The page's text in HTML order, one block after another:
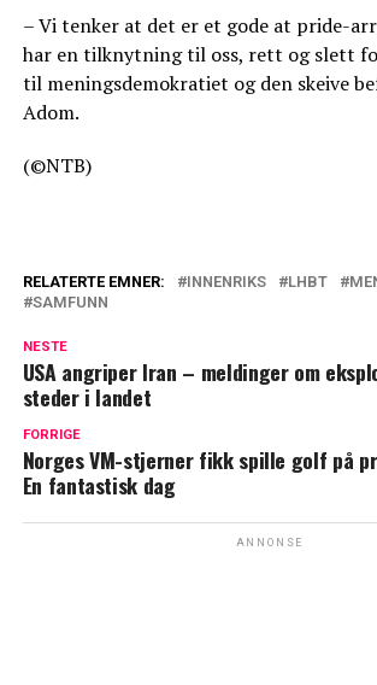
– Vi tenker at det er et gode at pride-
har en tilknytning til oss, rett og slett
til meningsdemokratiet og den skeive
Adom.
(©NTB)
RELATERTE EMNER: INNENRIKS LHBT
SAMFUNN
NESTE
USA angriper Iran – meldinger om
steder i landet
FORRIGE
Norges VM-stjerner fikk spille golf på
En fantastisk dag
ANNONSE